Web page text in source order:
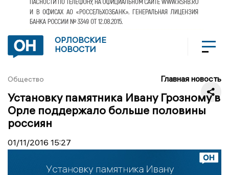
ОРЛОВСКИЕ
НОВОСТИ
Общество Главная новость
Установку памятника Ивану Грозному в
Орле поддержало больше половины
россиян
01/11/2016 15:27